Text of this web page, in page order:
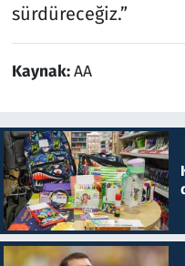
sürdüreceğiz.”
Kaynak:AA